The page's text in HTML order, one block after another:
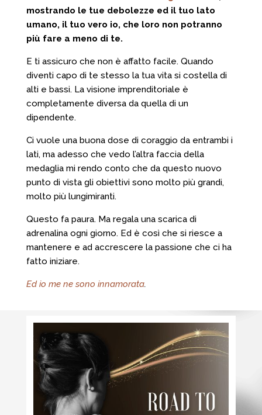
mostrando le tue debolezze ed il tuo lato
umano, il tuo vero io, che loro non potranno
più fare a meno di te.
E ti assicuro che non è affatto facile. Quando
diventi capo di te stesso la tua vita si costella di
alti e bassi. La visione imprenditoriale è
completamente diversa da quella di un
dipendente.
Ci vuole una buona dose di coraggio da entrambi i
lati, ma adesso che vedo l’altra faccia della
medaglia mi rendo conto che da questo nuovo
punto di vista gli obiettivi sono molto più grandi,
molto più lungimiranti.
Questo fa paura. Ma regala una scarica di
adrenalina ogni giorno. Ed è così che si riesce a
mantenere e ad accrescere la passione che ci ha
fatto iniziare.
Ed io me ne sono innamorata.